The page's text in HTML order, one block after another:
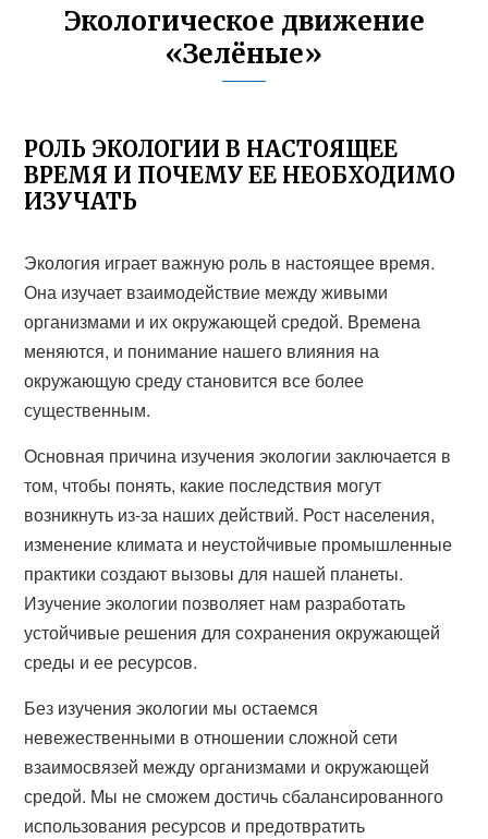
Экологическое движение
«Зелёные»
РОЛЬ ЭКОЛОГИИ В НАСТОЯЩЕЕ
ВРЕМЯ И ПОЧЕМУ ЕЕ НЕОБХОДИМО
ИЗУЧАТЬ
Экология играет важную роль в настоящее время.
Она изучает взаимодействие между живыми
организмами и их окружающей средой. Времена
меняются, и понимание нашего влияния на
окружающую среду становится все более
существенным.
Основная причина изучения экологии заключается в
том, чтобы понять, какие последствия могут
возникнуть из-за наших действий. Рост населения,
изменение климата и неустойчивые промышленные
практики создают вызовы для нашей планеты.
Изучение экологии позволяет нам разработать
устойчивые решения для сохранения окружающей
среды и ее ресурсов.
Без изучения экологии мы остаемся
невежественными в отношении сложной сети
взаимосвязей между организмами и окружающей
средой. Мы не сможем достичь сбалансированного
использования ресурсов и предотвратить